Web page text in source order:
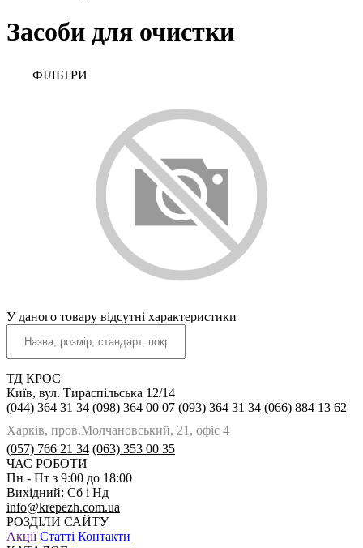
Засоби для очистки
ФIЛЬТРИ
У даного товару відсутні характеристики
ТД КРОС
Київ, вул. Тираспільська 12/14
(044) 364 31 34 (098) 364 00 07 (093) 364 31 34 (066) 884 13 62
Харків, пров.Молчановський, 21, офіс 4
(057) 766 21 34 (063) 353 00 35
ЧАС РОБОТИ
Пн - Пт з 9:00 до 18:00
Вихідний: Сб і Нд
info@krepezh.com.ua
РОЗДІЛИ САЙТУ
Акції Статті Контакти